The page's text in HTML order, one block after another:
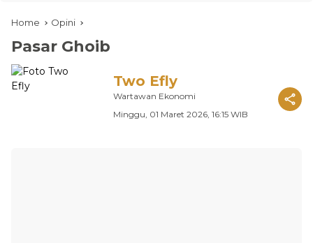
Home Opini
Pasar Ghoib
Two Efly
Wartawan Ekonomi
Minggu, 01 Maret 2026, 16:15 WIB